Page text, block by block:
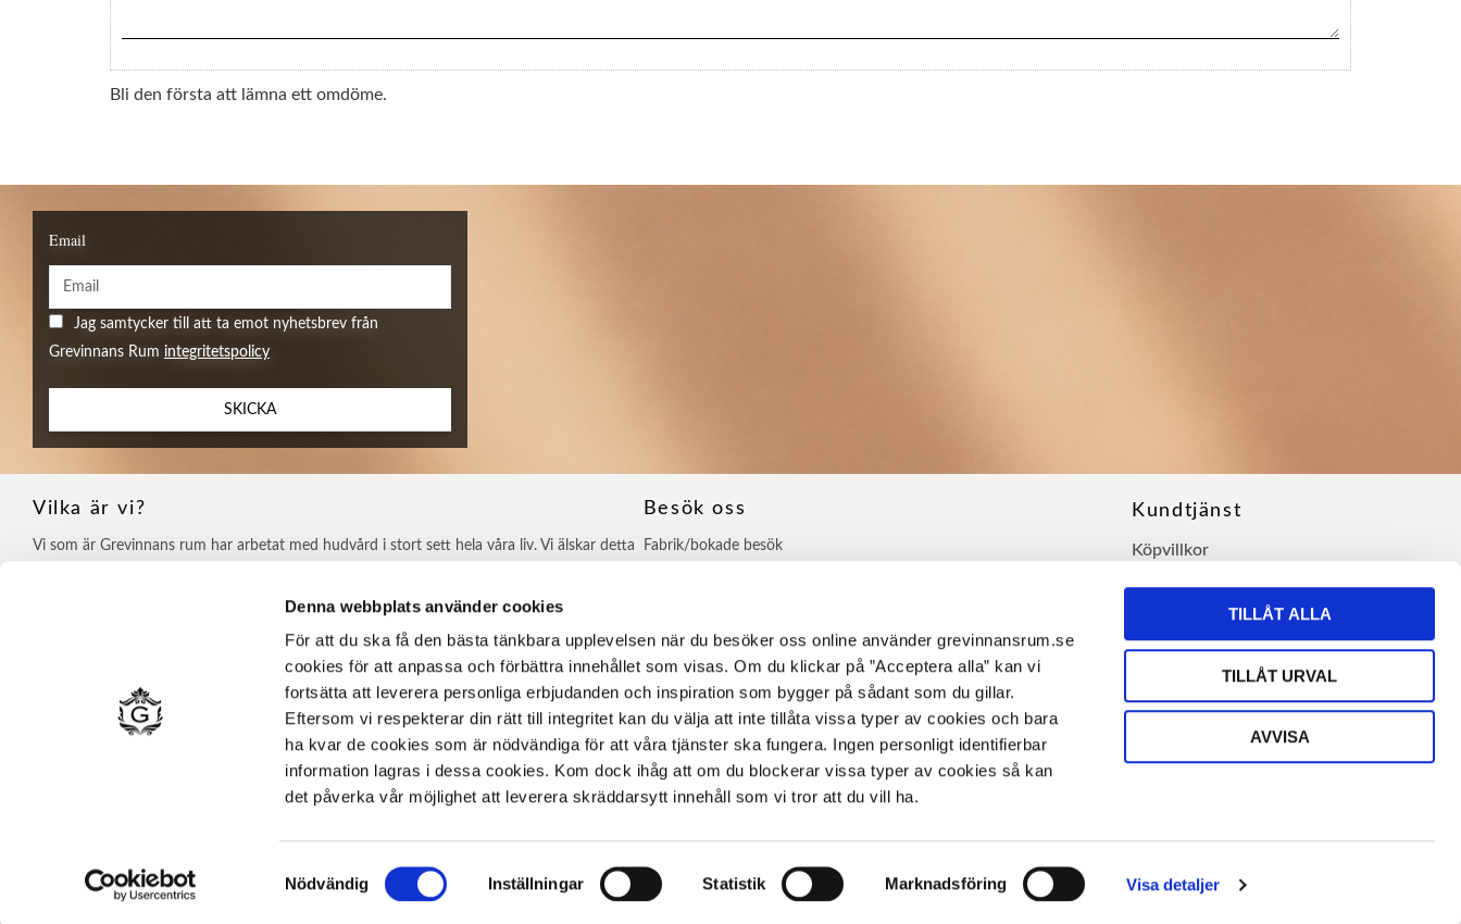
Denna webbplats använder cookies
För att du ska få den bästa tänkbara upplevelsen när du besöker oss online använder grevinnansrum.se
cookies för att anpassa och förbättra innehållet som visas. Om du klickar på ”Acceptera alla” kan vi
fortsätta att leverera personliga erbjudanden och inspiration som bygger på sådant som du gillar.
Eftersom vi respekterar din rätt till integritet kan du välja att inte tillåta vissa typer av cookies och bara
ha kvar de cookies som är nödvändiga för att våra tjänster ska fungera. Ingen personligt identifierbar
information lagras i dessa cookies. Kom dock ihåg att om du blockerar vissa typer av cookies så kan
det påverka vår möjlighet att leverera skräddarsytt innehåll som vi tror att du vill ha.
Nödvändig Inställningar Statistik Marknadsföring Visa detaljer
TILLÅT ALLA
TILLÅT URVAL
AVVISA
Bli den första att lämna ett omdöme.
Email
Jag samtycker till att ta emot nyhetsbrev från
Grevinnans Rum integritetspolicy
SKICKA
Vilka är vi?
Vi som är Grevinnans rum har arbetat med hudvård i stort sett hela våra liv. Vi älskar detta
designtvålar i små satser. Recepten är utformade med största omsorg och vi är stolta över
att kunna erbjuda ett av Sveriges finaste naturkosmetik. Vi värdesätter att råvarorna är
ekologiska och certifierade. Här står medicinalväxternas terapeutiska verkan i centrum.
Varje produkt innehåller generösa mängder av vårdande oljor, lera, extrakt och eteriska
Besök oss
Fabrik/bokade besök
info@grevinnansrum.se
Kundtjänst
Köpvillkor
Policy och cookies
Återförsäljare
Artiklar & Guider
Priser visas inkl. moms